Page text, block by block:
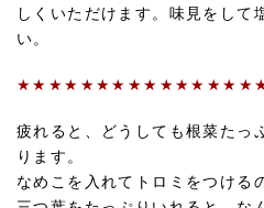
しくいただけます。味見をして
い。
疲れると、どうしても根菜たっ
ります。
なめこを入れてトロミをつける